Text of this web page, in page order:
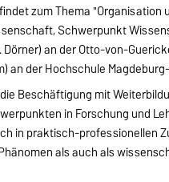
zum Thema "Organisation
Schwerpunkt
an der Otto-von-
an der Hochschule
Beschäftigung mit
in Forschung und
in praktisch-professionellen
als auch als